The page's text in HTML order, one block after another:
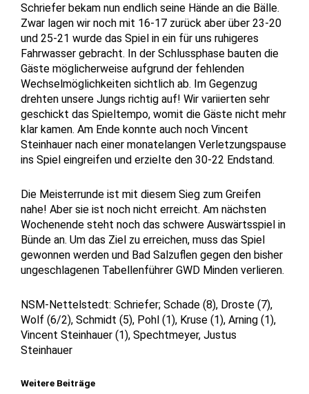
Weitere Beiträge
Schriefer bekam nun endlich seine Hände an die Bälle.
Zwar lagen wir noch mit 16-17 zurück aber über 23-20
und 25-21 wurde das Spiel in ein für uns ruhigeres
Fahrwasser gebracht. In der Schlussphase bauten die
Gäste möglicherweise aufgrund der fehlenden
Wechselmöglichkeiten sichtlich ab. Im Gegenzug
drehten unsere Jungs richtig auf! Wir variierten sehr
geschickt das Spieltempo, womit die Gäste nicht mehr
klar kamen. Am Ende konnte auch noch Vincent
Steinhauer nach einer monatelangen Verletzungspause
ins Spiel eingreifen und erzielte den 30-22 Endstand.
Die Meisterrunde ist mit diesem Sieg zum Greifen
nahe! Aber sie ist noch nicht erreicht. Am nächsten
Wochenende steht noch das schwere Auswärtsspiel in
Bünde an. Um das Ziel zu erreichen, muss das Spiel
gewonnen werden und Bad Salzuflen gegen den bisher
ungeschlagenen Tabellenführer GWD Minden verlieren.
NSM-Nettelstedt: Schriefer; Schade (8), Droste (7),
Wolf (6/2), Schmidt (5), Pohl (1), Kruse (1), Arning (1),
Vincent Steinhauer (1), Spechtmeyer, Justus
Steinhauer